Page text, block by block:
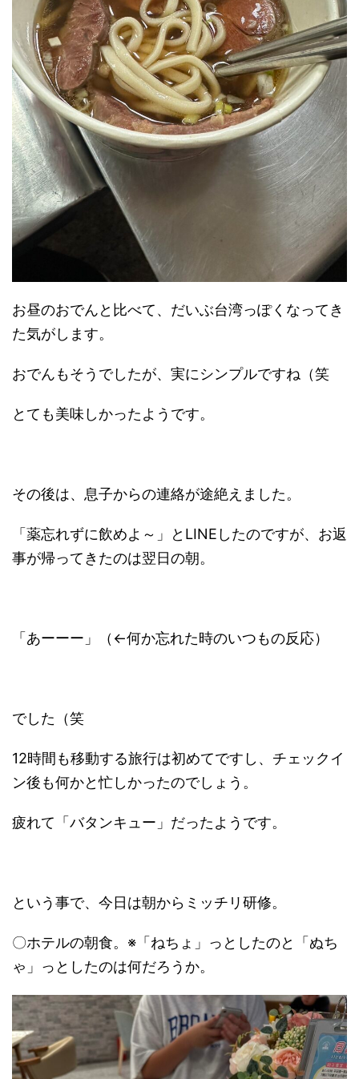
お昼のおでんと比べて、だいぶ台湾っぽくなってき
た気がします。
おでんもそうでしたが、実にシンプルですね（笑
とても美味しかったようです。
その後は、息子からの連絡が途絶えました。
「薬忘れずに飲めよ～」とLINEしたのですが、お返
事が帰ってきたのは翌日の朝。
「あーーー」（←何か忘れた時のいつもの反応）
でした（笑
12時間も移動する旅行は初めてですし、チェックイ
ン後も何かと忙しかったのでしょう。
疲れて「バタンキュー」だったようです。
という事で、今日は朝からミッチリ研修。
〇ホテルの朝食。※「ねちょ」っとしたのと「ぬち
ゃ」っとしたのは何だろうか。